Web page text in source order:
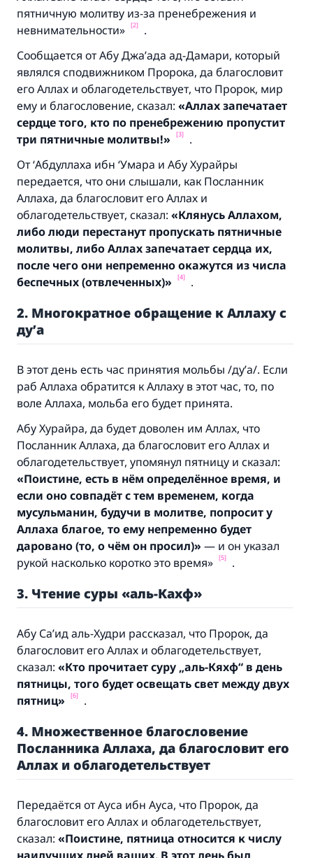
пятничную молитву из-за пренебрежения и
невнимательности»
[2]
.
Сообщается от Абу Джа’ада ад-Дамари, который
являлся сподвижником Пророка, да благословит
его Аллах и облагодетельствует, что Пророк, мир
ему и благословение, сказал: «Аллах запечатает
сердце того, кто по пренебрежению пропустит
три пятничные молитвы!» [3]
.
От ‘Абдуллаха ибн ‘Умара и Абу Хурайры
передается, что они слышали, как Посланник
Аллаха, да благословит его Аллах и
облагодетельствует, сказал: «Клянусь Аллахом,
либо люди перестанут пропускать пятничные
молитвы, либо Аллах запечатает сердца их,
после чего они непременно окажутся из числа
беспечных (отвлеченных)» [4] .
2. Многократное обращение к Аллаху с
ду’а
В этот день есть час принятия мольбы /ду’а/. Если
раб Аллаха обратится к Аллаху в этот час, то, по
воле Аллаха, мольба его будет принята.
Абу Хурайра, да будет доволен им Аллах, что
Посланник Аллаха, да благословит его Аллах и
облагодетельствует, упомянул пятницу и сказал:
«Поистине, есть в нём определённое время, и
если оно совпадёт с тем временем, когда
мусульманин, будучи в молитве, попросит у
Аллаха благое, то ему непременно будет
даровано (то, о чём он просил)» — и он указал
рукой насколько коротко это время»
[5] .
3. Чтение суры «аль-Кахф»
Абу Са’ид аль-Худри рассказал, что Пророк, да
благословит его Аллах и облагодетельствует,
сказал: «Кто прочитает суру „аль-Кяхф“ в день
пятницы, того будет освещать свет между двух
пятниц»
[6] .
4. Множественное благословение
Посланника Аллаха, да благословит его
Аллах и облагодетельствует
Передаётся от Ауса ибн Ауса, что Пророк, да
благословит его Аллах и облагодетельствует,
сказал: «Поистине, пятница относится к числу